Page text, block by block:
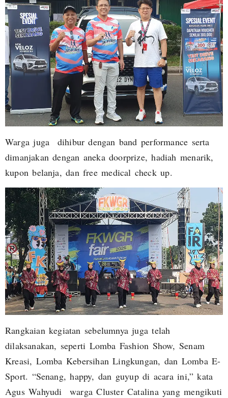
Warga juga dihibur dengan band performance serta
dimanjakan dengan aneka doorprize, hadiah menarik,
kupon belanja, dan free medical check up.
Rangkaian kegiatan sebelumnya juga telah
dilaksanakan, seperti Lomba Fashion Show, Senam
Kreasi, Lomba Kebersihan Lingkungan, dan Lomba E-
Sport. “Senang, happy, dan guyup di acara ini,” kata
Agus Wahyudi warga Cluster Catalina yang mengikuti